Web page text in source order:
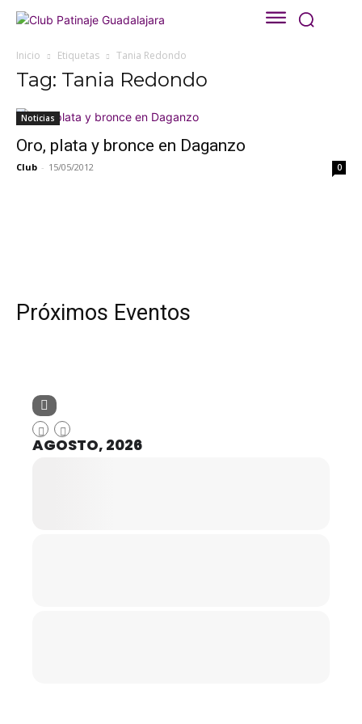
Inicio Etiquetas Tania Redondo
Tag: Tania Redondo
Noticias
Oro, plata y bronce en Daganzo
Club - 15/05/2012 0
Próximos Eventos
AGOSTO, 2026